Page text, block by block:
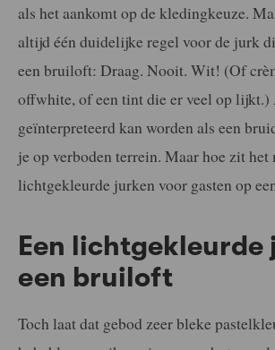
als het aankomt op de kledingkeuze.
altijd één duidelijke regel voor de jurk
een bruiloft: Draag. Nooit. Wit! (Of
offwhite, of een tint die er veel op lijkt.)
geïnterpreteerd kan worden als een
je op verboden terrein. Maar hoe zit het
lichtgekleurde jurken voor gasten op
Een lichtgekleurde
een bruiloft
Toch laat dat gebod zeer bleke